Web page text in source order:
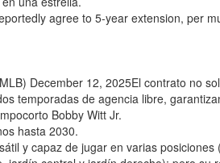
agree to 5-year extension, per
December 12, 2025El contrato no
temporadas de agencia libre,
Bobby Witt Jr.
hasta 2030.
y capaz de jugar en varias